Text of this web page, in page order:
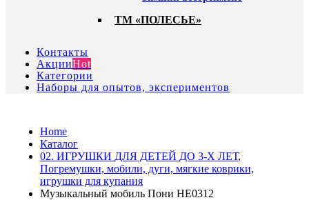
ТМ «ПОЛЕСЬЕ»
Контакты
АкцииHot
Категории
Наборы для опытов, экспериментов
Home
Каталог
02. ИГРУШКИ ДЛЯ ДЕТЕЙ ДО 3-Х ЛЕТ,
Погремушки, мобили, дуги, мягкие коврики,
игрушки для купания
Музыкальный мобиль Пони HE0312